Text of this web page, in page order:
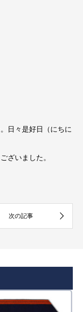
日々是好日（にちに
ざいました。